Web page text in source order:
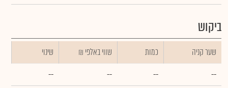
ביקוש
שער קניה כמות ₪ שווי באלפי
שינוי
--
--
--
--